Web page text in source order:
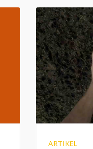
ARTIKEL